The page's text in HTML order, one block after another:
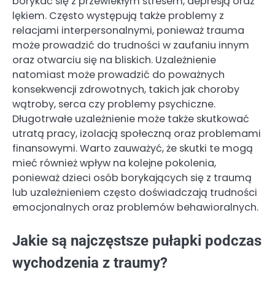
lękiem. Często występują także problemy z
relacjami interpersonalnymi, ponieważ trauma
może prowadzić do trudności w zaufaniu innym
oraz otwarciu się na bliskich. Uzależnienie
natomiast może prowadzić do poważnych
konsekwencji zdrowotnych, takich jak choroby
wątroby, serca czy problemy psychiczne.
Długotrwałe uzależnienie może także skutkować
utratą pracy, izolacją społeczną oraz problemami
finansowymi. Warto zauważyć, że skutki te mogą
mieć również wpływ na kolejne pokolenia,
ponieważ dzieci osób borykających się z traumą
lub uzależnieniem często doświadczają trudności
emocjonalnych oraz problemów behawioralnych.
Jakie są najczęstsze pułapki podczas
wychodzenia z traumy?